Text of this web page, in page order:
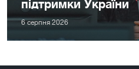
підтримки України
6 серпня 2026